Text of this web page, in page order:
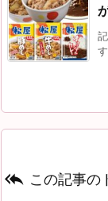
 この記事の